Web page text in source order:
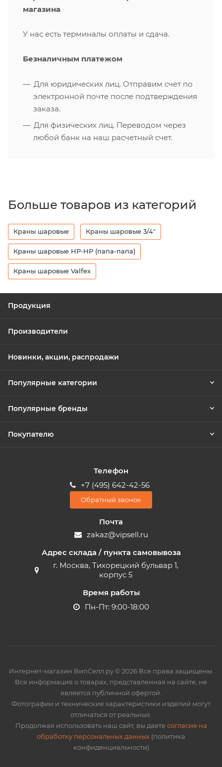
магазина
У нас есть терминалы оплаты и сдача.
Безналичным платежом
Для юридических лиц. Отправим счет по
электронной почте после подтверждения
заказа.
Для физических лиц. Переводом через
любой банк на наш расчетный счет.
Больше товаров из категорий
Краны шаровые Краны шаровые 3/4"
Краны шаровые НР-НР (папа-папа)
Краны шаровые Valfex
Продукция
Производители
Новинки, акции, распродажи
Популярные категории
Популярные бренды
Покупателю
Телефон
+7 (495) 642-42-56
Обратный звонок
Почта
zakaz@vipsell.ru
Адрес склада / пункта самовывоза
г. Москва, Тихорецкий бульвар 1,
корпус 5
Время работы
Пн-Пт: 9:00-18:00
Интернет-магазин ВипСелл.ру © 2026 Все права защищены.
Вся информация о товарах, представленная на сайте, не
является публичной офертой.
Фотографии и технические характеристики изделий могут
отличаться от реальных.
Продолжая использовать наш сайт, вы даетесогласие на
обработку персональных данных (политика
конфиденциальности)